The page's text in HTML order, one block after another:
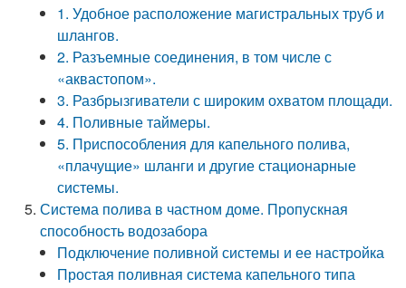
1. Удобное расположение магистральных труб и
шлангов.
2. Разъемные соединения, в том числе с
«аквастопом».
3. Разбрызгиватели с широким охватом площади.
4. Поливные таймеры.
5. Приспособления для капельного полива,
«плачущие» шланги и другие стационарные
системы.
Система полива в частном доме. Пропускная
способность водозабора
Подключение поливной системы и ее настройка
Простая поливная система капельного типа